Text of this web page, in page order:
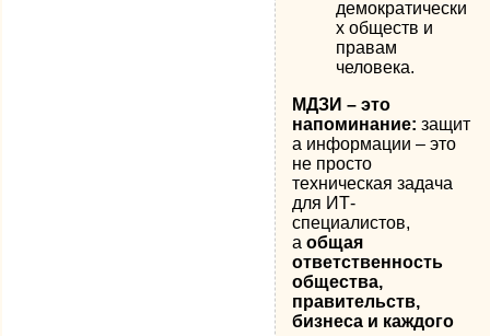
демократически
х обществ и
правам
человека.
МДЗИ – это
напоминание: защит
а информации – это
не просто
техническая задача
для ИТ-
специалистов,
аобщая
ответственность
общества,
правительств,
бизнеса и каждого